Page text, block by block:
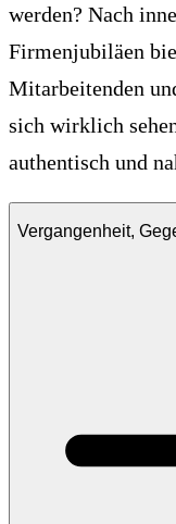
werden? Nach
Firmenjubiläen
Mitarbeitenden
sich wirklich
authentisch und
Vergangenheit,